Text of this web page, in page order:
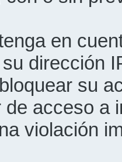
en
dirección
su
de acceso a
violación